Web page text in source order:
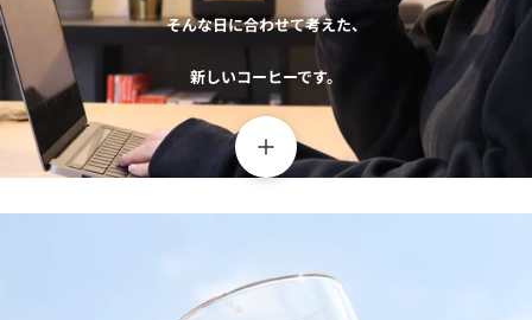
そんな日に合わせて考えた、
新しいコーヒーです。